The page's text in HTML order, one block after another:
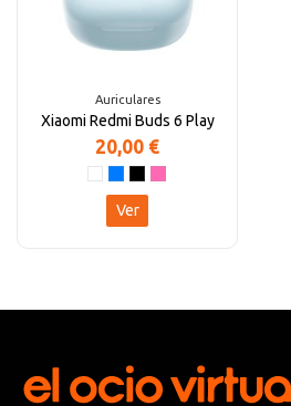
Auriculares
Xiaomi Redmi Buds 6 Play
20,00 €
Ver